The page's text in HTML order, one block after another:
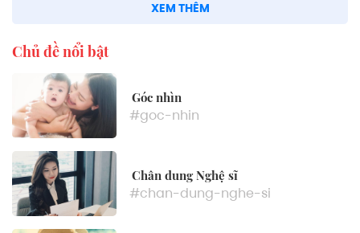
XEM THÊM
Chủ đề nổi bật
Góc nhìn
#goc-nhin
Chân dung Nghệ sĩ
#chan-dung-nghe-si